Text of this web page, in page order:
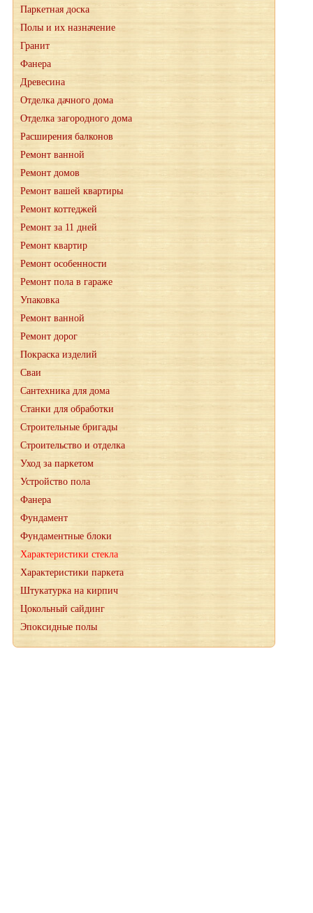
Паркетная доска
Полы и их назначение
Гранит
Фанера
Древесина
Отделка дачного дома
Отделка загородного дома
Расширения балконов
Ремонт ванной
Ремонт домов
Ремонт вашей квартиры
Ремонт коттеджей
Ремонт за 11 дней
Ремонт квартир
Ремонт особенности
Ремонт пола в гараже
Упаковка
Ремонт ванной
Ремонт дорог
Покраска изделий
Сваи
Сантехника для дома
Станки для обработки
Строительные бригады
Строительство и отделка
Уход за паркетом
Устройство пола
Фанера
Фундамент
Фундаментные блоки
Характеристики стекла
Характеристики паркета
Штукатурка на кирпич
Цокольный сайдинг
Эпоксидные полы